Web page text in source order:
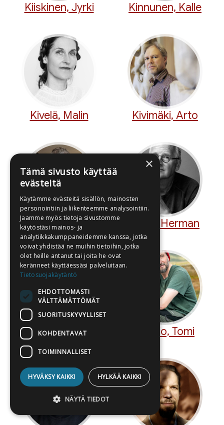
Kiiskinen, Jyrki Kinnunen, Kalle
Kivelä, Malin Kivimäki, Arto
Kivirähk, Andrus Koch, Herman
Komulainen, Anitra Kontio, Tomi
×
Tämä sivusto käyttää
evästeitä
Käytämme evästeitä sisällön, mainosten
personointiin ja liikenteemme analysointiin.
Jaamme myös tietoja sivustomme
käytöstäsi mainos- ja
analytiikkakumppaneidemme kanssa, jotka
voivat yhdistää ne muihin tietoihin, jotka
olet heille antanut tai joita he ovat
keränneet käyttäessäsi palveluitaan.
Tietosuojakäytäntö
EHDOTTOMASTI
VÄLTTÄMÄTTÖMÄT
SUORITUSKYVYLLISET
KOHDENTAVAT
TOIMINNALLISET
HYVÄKSY KAIKKI HYLKÄÄ KAIKKI
NÄYTÄ TIEDOT